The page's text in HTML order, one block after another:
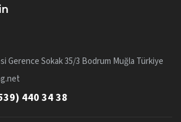
Gerence Sokak 35/3 Bodrum Muğla Türkiye
440 34 38